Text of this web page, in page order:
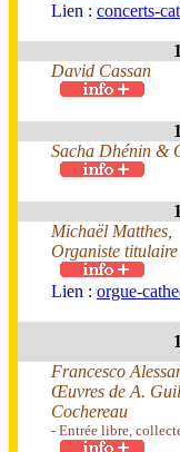
Lien : concerts-
David Cassan
Sacha Dhénin &
Michaël Matthes,
Organiste
Lien : orgue-
Francesco
Œuvres de A.
Cochereau
- Entrée libre,